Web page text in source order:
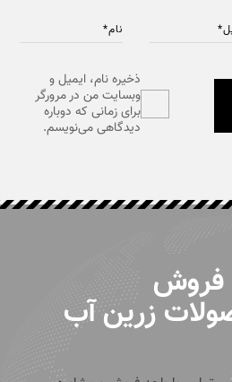
نام* *
ذخیره نام، ایمیل و
وبسایت من در مرورگر
برای زمانی که دوباره
دیدگاهی می‌نویسم.
فروش
زرین آب